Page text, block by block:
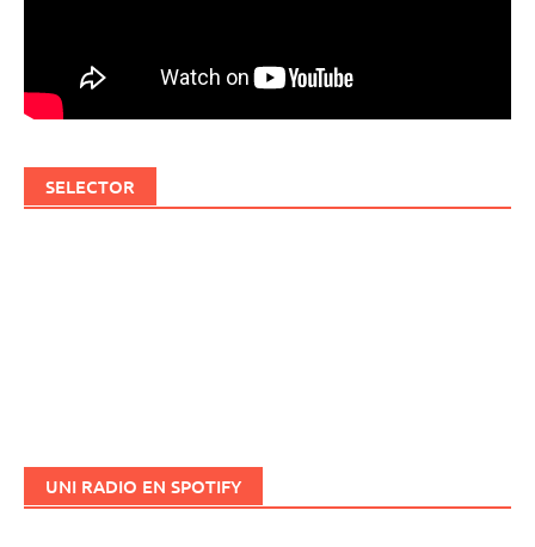
SELECTOR
UNI RADIO EN SPOTIFY